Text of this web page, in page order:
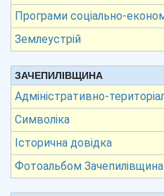
Програми соціально-
Землеустрій
ЗАЧЕПИЛІВЩИНА
Адміністративно-
Символіка
Історична довідка
Фотоальбом Зачепилівщина